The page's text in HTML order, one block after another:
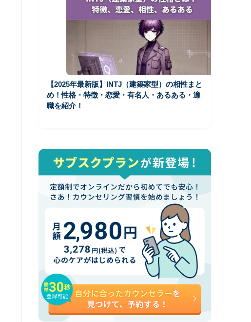
【2025年最新版】INTJ（建築家型）の相性まと
め！性格・特徴・恋愛・有名人・あるある・適
職を紹介！